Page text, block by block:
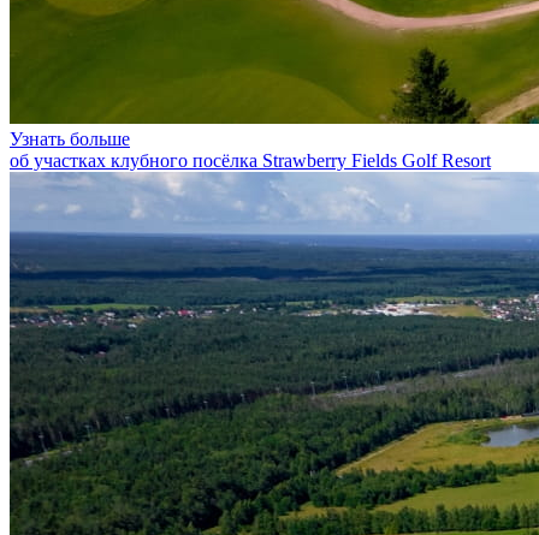
Узнать больше
об участках клубного посёлка Strawberry Fields Golf Resort